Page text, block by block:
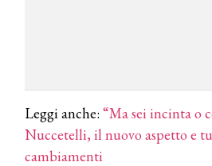
Leggi anche: “Ma sei incinta o
Nuccetelli, il nuovo aspetto e
cambiamenti